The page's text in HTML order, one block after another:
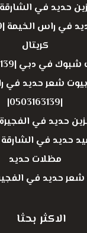
حديد في الشارقة
كريتال
في دبي |0503163139|
شعر حديد في
|0503163139|
حديد في الفجيرة
مظلات حديد
في الفجيرة
الاكثر بحثا